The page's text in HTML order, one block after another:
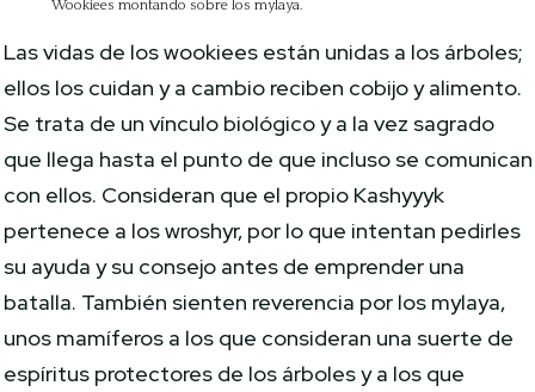
Wookiees montando sobre los mylaya.
Las vidas de los wookiees están unidas a los árboles;
ellos los cuidan y a cambio reciben cobijo y alimento.
Se trata de un vínculo biológico y a la vez sagrado
que llega hasta el punto de que incluso se comunican
con ellos. Consideran que el propio Kashyyyk
pertenece a los wroshyr, por lo que intentan pedirles
su ayuda y su consejo antes de emprender una
batalla. También sienten reverencia por los mylaya,
unos mamíferos a los que consideran una suerte de
espíritus protectores de los árboles y a los que